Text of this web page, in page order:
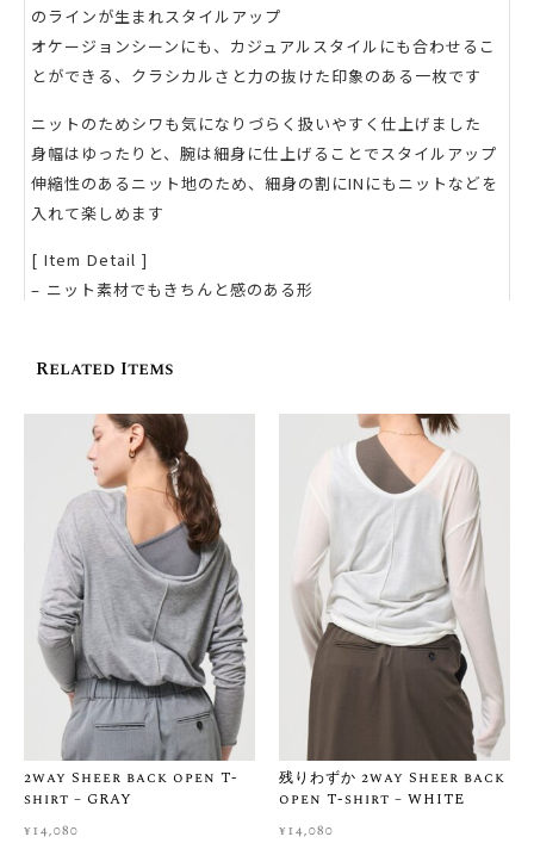
のラインが生まれスタイルアップ
オケージョンシーンにも、カジュアルスタイルにも合わせるこ
とができる、クラシカルさと力の抜けた印象のある一枚です
ニットのためシワも気になりづらく扱いやすく仕上げました
身幅はゆったりと、腕は細身に仕上げることでスタイルアップ
伸縮性のあるニット地のため、細身の割にINにもニットなどを
入れて楽しめます
[ Item Detail ]
– ニット素材でもきちんと感のある形
– 内側に静電気防止加工
［ MATERIAL ］
‐ シルク混のしっとりしたニット
– ニットの割にダメージを受けづらい編み方
– ホームケアが可能
［ OTHER ］
– 洗濯：手洗い
– 透け感：なし
– 伸縮性：あり
［ 送料・お届けについて ］
本州・四国・九州：¥500 / 北海道・沖縄：¥800
※ ¥30,000以上のご購入で送料無料
ご注文から1〜2営業日以内に発送いたします（土日祝・イベン
Related Items
2way Sheer back open T-
shirt – GRAY
¥14,080
残りわずか 2way Sheer back
open T-shirt – WHITE
¥14,080